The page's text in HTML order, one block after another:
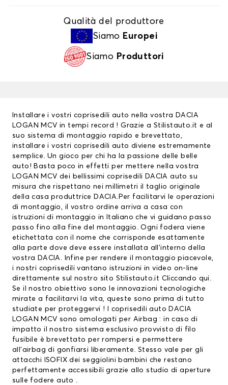
Qualità del produttore
Siamo Europei
Siamo Produttori
Installare i vostri coprisedili auto nella vostra DACIA
LOGAN MCV in tempi record ! Grazie a Stilistauto.it e al
suo sistema di montaggio rapido e brevettato,
installare i vostricoprisedili auto diviene estremamente
semplice. Un gioco per chi ha la passione delle belle
auto! Basta poco in effetti per mettere nella vostra
LOGAN MCV dei bellissimi coprisedili DACIA auto su
misura che rispettano nei millimetri il taglio originale
della casa produttrice DACIA.Per facilitarvi le operazioni
di montaggio, il vostro ordine arriva a casa con
istruzioni di montaggio in Italiano che vi guidano passo
passo fino alla fine del montaggio. Ogni fodera viene
etichettata con il nome che corrisponde esattamente
alla parte dove deve essere installata all’interno della
vostra DACIA. Infine per rendere il montaggio piacevole,
i nostri coprisedili vantano istruzioni in video on-line
direttamente sul nostro sito Stilistauto.it Cliccando qui .
Se il nostro obiettivo sono le innovazioni tecnologiche
mirate a facilitarvi la vita, queste sono prima di tutto
studiate per proteggervi ! I coprisedili auto DACIA
LOGAN MCV sono omologati per Airbag : in caso di
impatto il nostro sistema esclusivo provvisto di filo
fusibile è brevettato per rompersi e permettere
all’airbag di gonfiarsi liberamente. Stesso vale per gli
attacchi ISOFIX dei seggiolini bambini che restano
perfettamente accessibili grazie allo studio di aperture
sulle fodere auto .